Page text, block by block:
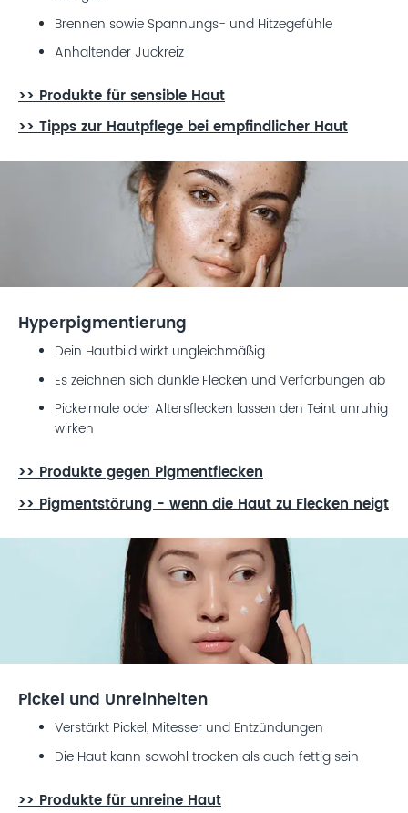
Brennen sowie Spannungs- und Hitzegefühle
Anhaltender Juckreiz
>> Produkte für sensible Haut
>> Tipps zur Hautpflege bei empfindlicher Haut
Hyperpigmentierung
Dein Hautbild wirkt ungleichmäßig
Es zeichnen sich dunkle Flecken und Verfärbungen ab
Pickelmale oder Altersflecken lassen den Teint unruhig
wirken
>> Produkte gegen Pigmentflecken
>> Pigmentstörung - wenn die Haut zu Flecken neigt
Pickel und Unreinheiten
Verstärkt Pickel, Mitesser und Entzündungen
Die Haut kann sowohl trocken als auch fettig sein
>> Produkte für unreine Haut